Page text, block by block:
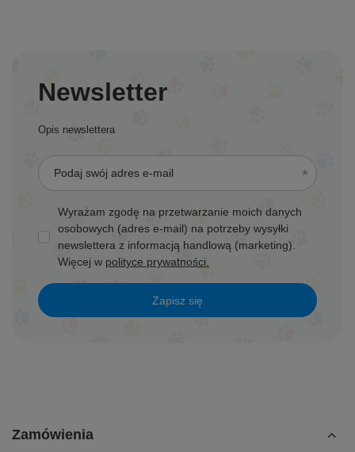
Newsletter
Opis newslettera
Podaj swój adres e-mail
Wyrażam zgodę na przetwarzanie moich danych
osobowych (adres e-mail) na potrzeby wysyłki
newslettera z informacją handlową (marketing).
Więcej w polityce prywatności.
Zapisz się
Zamówienia